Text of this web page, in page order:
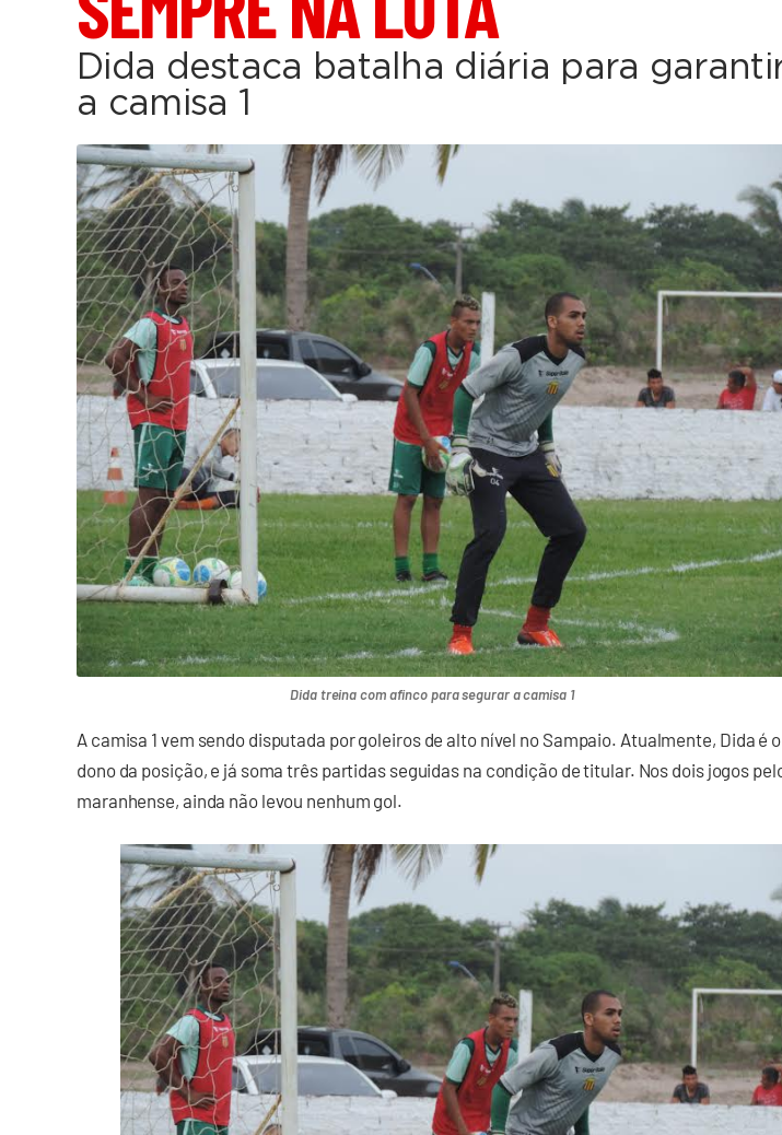
Dida destaca batalha diária para
a camisa 1
Dida treina com afinco para segurar a camisa 1
A camisa 1 vem sendo disputada por goleiros de alto nível no Sampaio. Atualmente, Dida é o
dono da posição, e já soma três partidas seguidas na condição de titular. Nos dois jogos
maranhense, ainda não levou nenhum gol.